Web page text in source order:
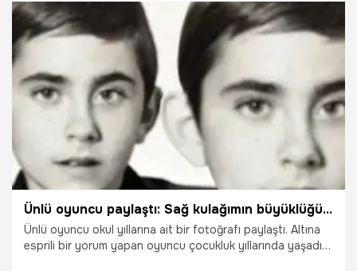
Gündem
Ünlü oyuncu paylaştı: Sağ kulağımın büyüklüğü öğretmenlerimin eseri...
Ünlü oyuncu okul yıllarına ait bir fotoğrafı paylaştı. Altına
esprili bir yorum yapan oyuncu çocukluk yıllarında yaşadığı